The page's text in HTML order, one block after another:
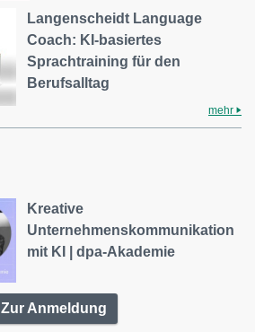
Langenscheidt Language
Coach: KI-basiertes
Sprachtraining für den
Berufsalltag
mehr
Kreative
Unternehmenskommunikation
mit KI | dpa-Akademie
Zur Anmeldung